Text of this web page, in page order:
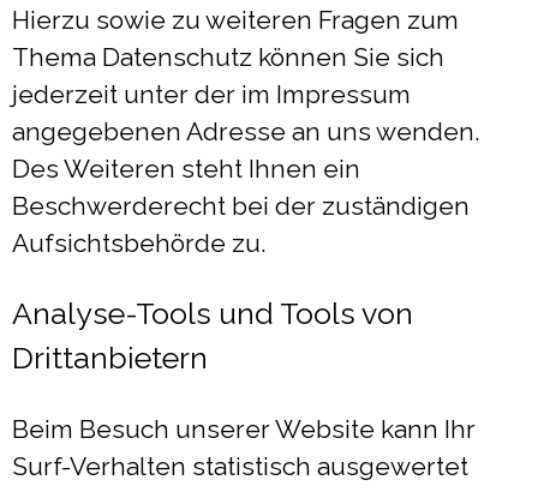
Hierzu sowie zu weiteren Fragen zum
Thema Datenschutz können Sie sich
jederzeit unter der im Impressum
angegebenen Adresse an uns wenden.
Des Weiteren steht Ihnen ein
Beschwerderecht bei der zuständigen
Aufsichtsbehörde zu.
Analyse-Tools und Tools von
Drittanbietern
Beim Besuch unserer Website kann Ihr
Surf-Verhalten statistisch ausgewertet